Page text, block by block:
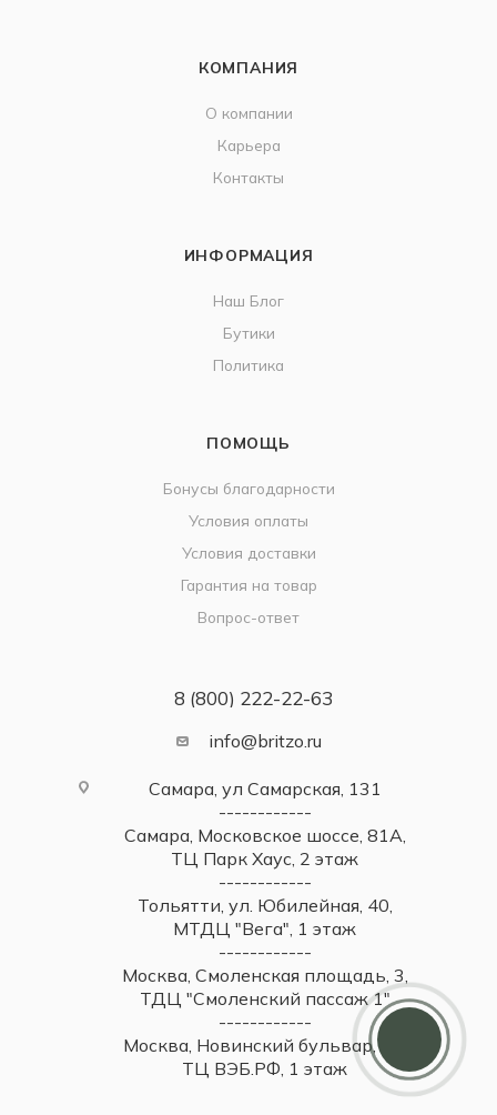
КОМПАНИЯ
О компании
Карьера
Контакты
ИНФОРМАЦИЯ
Наш Блог
Бутики
Политика
ПОМОЩЬ
Бонусы благодарности
Условия оплаты
Условия доставки
Гарантия на товар
Вопрос-ответ
8 (800) 222-22-63
info@britzo.ru
Самара, ул Самарская, 131
------------
Самара, Московское шоссе, 81А,
ТЦ Парк Хаус, 2 этаж
------------
Тольятти, ул. Юбилейная, 40,
МТДЦ "Вега", 1 этаж
------------
Москва, Смоленская площадь, 3,
ТДЦ "Смоленский пассаж 1"
------------
Москва, Новинский бульвар, 31,
ТЦ ВЭБ.РФ, 1 этаж
Дарим 5000 балов